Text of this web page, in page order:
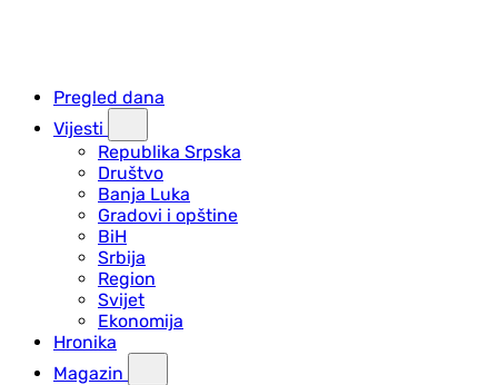
Pregled dana
Vijesti
Republika Srpska
Društvo
Banja Luka
Gradovi i opštine
BiH
Srbija
Region
Svijet
Ekonomija
Hronika
Magazin